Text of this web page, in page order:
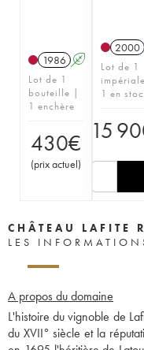
1986 A
Lot de 1
bouteille |
1 enchère
430€
(prix actuel)
2000
Lot de 1
1 en
15
CHÂTEAU LAFITE
LES
A propos du domaine
L'histoire du vignoble de
du XVII° siècle et la